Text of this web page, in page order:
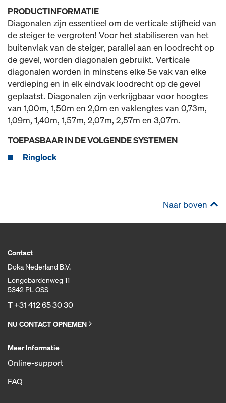
PRODUCTINFORMATIE
Diagonalen zijn essentieel om de verticale stijfheid van
de steiger te vergroten! Voor het stabiliseren van het
buitenvlak van de steiger, parallel aan en loodrecht op
de gevel, worden diagonalen gebruikt. Verticale
diagonalen worden in minstens elke 5e vak van elke
verdieping en in elk eindvak loodrecht op de gevel
geplaatst. Diagonalen zijn verkrijgbaar voor hoogtes
van 1,00m, 1,50m en 2,0m en vaklengtes van 0,73m,
1,09m, 1,40m, 1,57m, 2,07m, 2,57m en 3,07m.
TOEPASBAAR IN DE VOLGENDE SYSTEMEN
Ringlock
Naar boven
Contact
Doka Nederland B.V.
Longobardenweg 11
5342 PL OSS
T+31 412 65 30 30
NU CONTACT OPNEMEN
Meer Informatie
Online-support
FAQ